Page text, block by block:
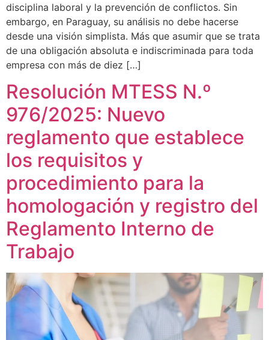
disciplina laboral y la prevención de conflictos. Sin
embargo, en Paraguay, su análisis no debe hacerse
desde una visión simplista. Más que asumir que se trata
de una obligación absoluta e indiscriminada para toda
empresa con más de diez […]
Resolución MTESS N.º
976/2025: Nuevo
reglamento que establece
los requisitos y
procedimiento para la
homologación y registro del
Reglamento Interno de
Trabajo